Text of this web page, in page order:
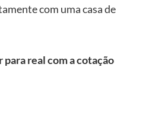
com uma casa de
real com a cotação